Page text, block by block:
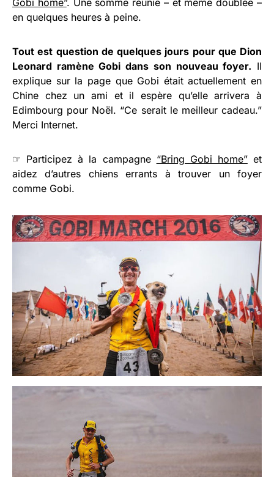
en quelques heures à peine.
Tout est question de quelques jours pour que Dion
Leonard ramène Gobi dans son nouveau foyer. Il
explique sur la page que Gobi était actuellement en
Chine chez un ami et il espère qu’elle arrivera à
Edimbourg pour Noël. “Ce serait le meilleur cadeau.”
Merci Internet.
☞ Participez à la campagne “Bring Gobi home”et
aidez d’autres chiens errants à trouver un foyer
comme Gobi.